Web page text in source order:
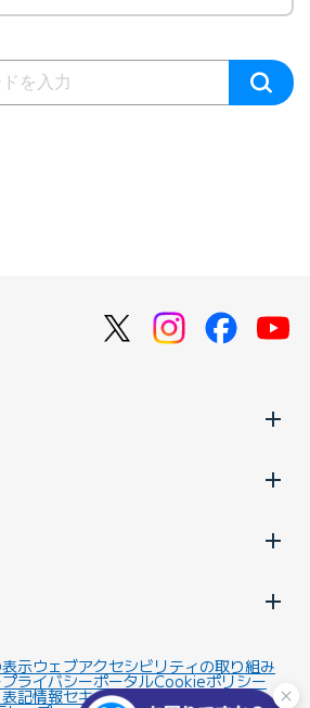
示ウェブアクセシビリティの取り組み
プライバシーポータルCookieポリシー
記情報セキュリティ基本方針